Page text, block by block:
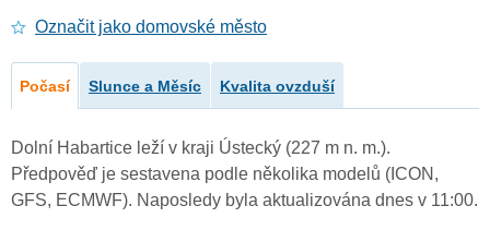
Označit jako domovské město
Počasí Slunce a Měsíc Kvalita ovzduší
Dolní Habartice leží v kraji Ústecký (227 m n. m.).
Předpověď je sestavena podle několika modelů (ICON,
GFS, ECMWF). Naposledy byla aktualizována dnes v 11:00.